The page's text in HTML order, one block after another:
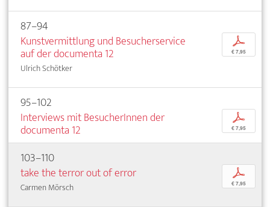
87–94
Kunstvermittlung und Besucherservice
auf der documenta 12
Ulrich Schötker
p
€ 7,95
95–102
Interviews mit BesucherInnen der
documenta 12
p
€ 7,95
103–110
take the terror out of error
Carmen Mörsch
p
€ 7,95